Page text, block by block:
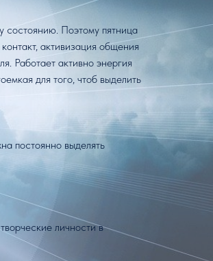
состоянию. Поэтому пятница
активизация общения
Работает активно энергия
для того, чтоб выделить
постоянно выделять
личности в